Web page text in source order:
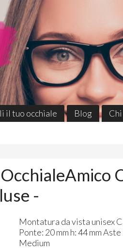
il tuo occhiale Blog
-
Montatura da vista unisex
Ponte: 20 mm h: 44 mm
Medium